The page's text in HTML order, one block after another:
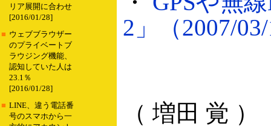
リア展開に合わせ
[2016/01/28]
■ ウェブブラウザー
のプライベートブ
ラウジング機能、
認知していた人は
23.1％
[2016/01/28]
■ LINE、違う電話番
号のスマホから一
2」（2007/
（ 増田 覚 ）